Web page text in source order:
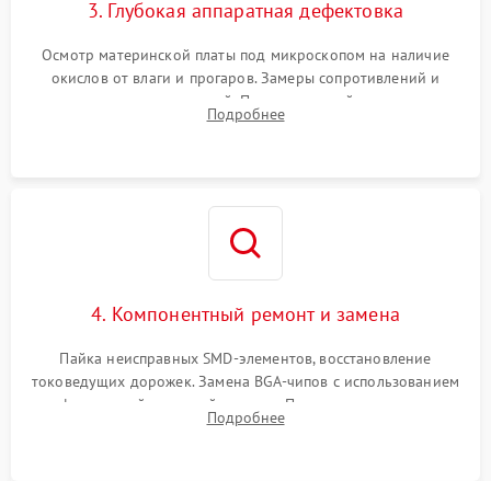
3. Глубокая аппаратная дефектовка
Осмотр материнской платы под микроскопом на наличие
окислов от влаги и прогаров. Замеры сопротивлений и
дежурных напряжений. Проверка цепей питания,
мультиконтроллера, процессора и видеочипа.
Подробнее
4. Компонентный ремонт и замена
Пайка неисправных SMD-элементов, восстановление
токоведущих дорожек. Замена BGA-чипов с использованием
инфракрасной паяльной станции. Прошивка микросхемы
BIOS или замена поврежденных портов USB
Подробнее